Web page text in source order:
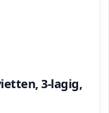
3-lagig,